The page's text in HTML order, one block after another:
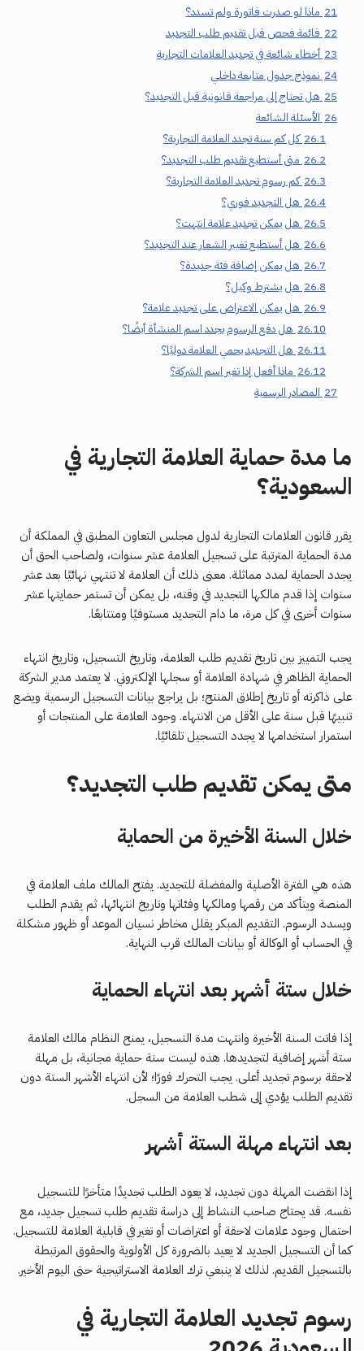
21 ماذا لو صدرت فاتورة ولم تسدد؟
22 قائمة فحص قبل تقديم طلب التجديد
23 أخطاء شائعة في تجديد العلامات التجارية
24 نموذج جدول متابعة داخلي
25 هل تحتاج إلى مراجعة قانونية قبل التجديد؟
26 الأسئلة الشائعة
26.1 كل كم سنة تجدد العلامة التجارية؟
26.2 متى أستطيع تقديم طلب التجديد؟
26.3 كم رسوم تجديد العلامة التجارية؟
26.4 هل التجديد فوري؟
26.5 هل يمكن تجديد علامة انتهت؟
26.6 هل أستطيع تغيير الشعار عند التجديد؟
26.7 هل يمكن إضافة فئة جديدة؟
26.8 هل يشترط وكيل؟
26.9 هل يمكن الاعتراض على تجديد علامة؟
26.10 هل دفع الرسوم يجدد اسم المنشأة أيضًا؟
26.11 هل التجديد يحمي العلامة دوليًا؟
26.12 ماذا أفعل إذا تغير اسم الشركة؟
27 المصادر الرسمية
ما مدة حماية العلامة التجارية في
السعودية؟
يقرر قانون العلامات التجارية لدول مجلس التعاون المطبق في المملكة أن
مدة الحماية المترتبة على تسجيل العلامة عشر سنوات، ولصاحب الحق أن
يجدد الحماية لمدد مماثلة. معنى ذلك أن العلامة لا تنتهي نهائيًا بعد عشر
سنوات إذا قدم مالكها التجديد في وقته، بل يمكن أن تستمر حمايتها عشر
سنوات أخرى في كل مرة، ما دام التجديد مستوفيًا ومتتابعًا.
يجب التمييز بين تاريخ تقديم طلب العلامة، وتاريخ التسجيل، وتاريخ انتهاء
الحماية الظاهر في شهادة العلامة أو سجلها الإلكتروني. لا يعتمد مدير الشركة
على ذاكرته أو تاريخ إطلاق المنتج؛ بل يراجع بيانات التسجيل الرسمية ويضع
تنبيهًا قبل سنة على الأقل من الانتهاء. وجود العلامة على المنتجات أو
استمرار استخدامها لا يجدد التسجيل تلقائيًا.
متى يمكن تقديم طلب التجديد؟
خلال السنة الأخيرة من الحماية
هذه هي الفترة الأصلية والمفضلة للتجديد. يفتح المالك ملف العلامة في
المنصة ويتأكد من رقمها ومالكها وفئاتها وتاريخ انتهائها، ثم يقدم الطلب
ويسدد الرسوم. التقديم المبكر يقلل مخاطر نسيان الموعد أو ظهور مشكلة
في الحساب أو الوكالة أو بيانات المالك قرب النهاية.
خلال ستة أشهر بعد انتهاء الحماية
إذا فاتت السنة الأخيرة وانتهت مدة التسجيل، يمنح النظام مالك العلامة
ستة أشهر إضافية لتجديدها. هذه ليست سنة حماية مجانية، بل مهلة
لاحقة برسوم تجديد أعلى. يجب التحرك فورًا؛ لأن انتهاء الأشهر الستة دون
تقديم الطلب يؤدي إلى شطب العلامة من السجل.
بعد انتهاء مهلة الستة أشهر
إذا انقضت المهلة دون تجديد، لا يعود الطلب تجديدًا متأخرًا للتسجيل
نفسه. قد يحتاج صاحب النشاط إلى دراسة تقديم طلب تسجيل جديد، مع
احتمال وجود علامات لاحقة أو اعتراضات أو تغير في قابلية العلامة للتسجيل.
كما أن التسجيل الجديد لا يعيد بالضرورة كل الأولوية والحقوق المرتبطة
بالتسجيل القديم. لذلك لا ينبغي ترك العلامة الاستراتيجية حتى اليوم الأخير.
رسوم تجديد العلامة التجارية في